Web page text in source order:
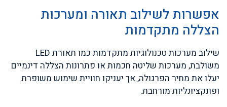
אפשרות לשילוב תאורה ומערכות
הצללה מתקדמות
שילוב מערכות טכנולוגיות מתקדמות כמו תאורת LED
משולבת, מערכות שליטה חכמות או פתרונות הצללה דינמיים
יעלו את מחיר הפרגולה, אך יעניקו חוויית שימוש משופרת
ופונקציונליות מורחבת.